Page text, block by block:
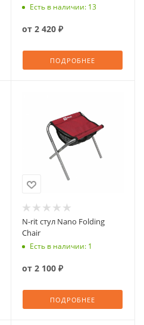
Есть в наличии: 13
от 2 420 ₽
ПОДРОБНЕЕ
N-rit стул Nano Folding
Chair
Есть в наличии: 1
от 2 100 ₽
ПОДРОБНЕЕ